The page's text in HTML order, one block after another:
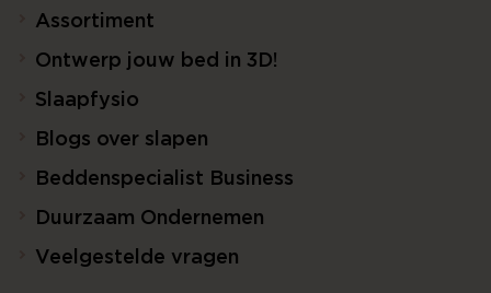
Assortiment
Ontwerp jouw bed in 3D!
Slaapfysio
Blogs over slapen
Beddenspecialist Business
Duurzaam Ondernemen
Veelgestelde vragen